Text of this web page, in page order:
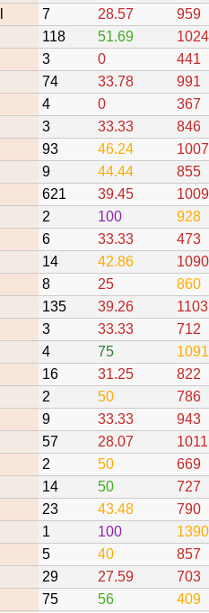
7 28.57 959
118 51.69 1024
3 0 441
74 33.78 991
4 0 367
3 33.33 846
93 46.24 1007
9 44.44 855
621 39.45 1009
2 100 928
6 33.33 473
14 42.86 1090
8 25 860
135 39.26 1103
3 33.33 712
4 75 1091
16 31.25 822
2 50 786
9 33.33 943
57 28.07 1011
2 50 669
14 50 727
23 43.48 790
1 100 1390
5 40 857
29 27.59 703
75 56 409